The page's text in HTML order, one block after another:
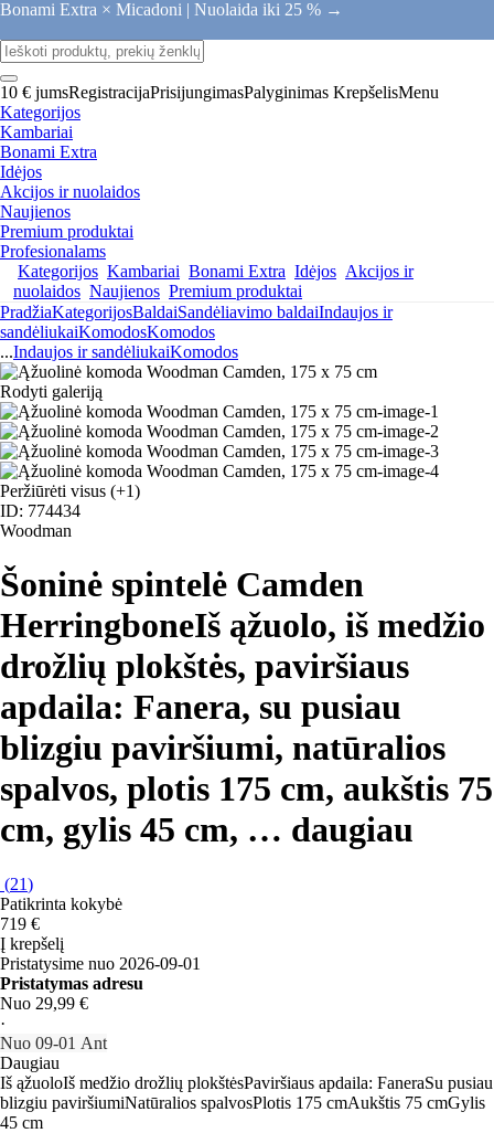
Bonami Extra × Micadoni | Nuolaida iki 25 % →
10 € jumsRegistracijaPrisijungimasPalyginimas KrepšelisMenu
Kategorijos
Kambariai
Bonami Extra
Idėjos
Akcijos ir nuolaidos
Naujienos
Premium produktai
Profesionalams
Kategorijos Kambariai Bonami Extra Idėjos Akcijos ir
nuolaidos Naujienos Premium produktai
PradžiaKategorijosBaldaiSandėliavimo baldaiIndaujos ir
sandėliukaiKomodosKomodos
...Indaujos ir sandėliukaiKomodos
Rodyti galeriją
Peržiūrėti visus (+1)
ID: 774434
Woodman
Šoninė spintelė Camden
HerringboneIš ąžuolo, iš medžio
drožlių plokštės, paviršiaus
apdaila: Fanera, su pusiau
blizgiu paviršiumi, natūralios
spalvos, plotis 175 cm, aukštis 75
cm, gylis 45 cm, … daugiau
(21)
Patikrinta kokybė
719 €
Į krepšelį
Pristatysime nuo 2026‑09‑01
Pristatymas adresu
Nuo 29,99 €
·
Nuo 09‑01 Ant
Daugiau
Iš ąžuoloIš medžio drožlių plokštėsPaviršiaus apdaila: FaneraSu pusiau
blizgiu paviršiumiNatūralios spalvosPlotis 175 cmAukštis 75 cmGylis
45 cm